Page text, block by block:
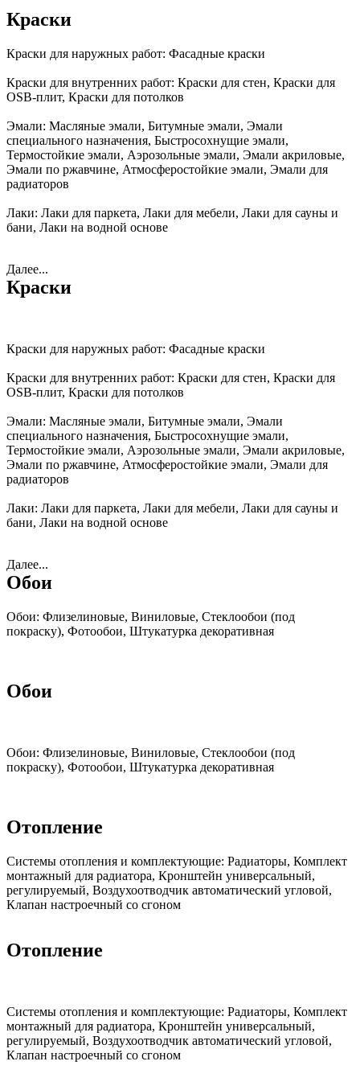
Краски
Краски для наружных работ: Фасадные краски
Краски для внутренних работ: Краски для стен, Краски для
OSB-плит, Краски для потолков
Эмали: Масляные эмали, Битумные эмали, Эмали
специального назначения, Быстросохнущие эмали,
Термостойкие эмали, Аэрозольные эмали, Эмали акриловые,
Эмали по ржавчине, Атмосферостойкие эмали, Эмали для
радиаторов
Лаки: Лаки для паркета, Лаки для мебели, Лаки для сауны и
бани, Лаки на водной основе
Далее...
Краски
Краски для наружных работ: Фасадные краски
Краски для внутренних работ: Краски для стен, Краски для
OSB-плит, Краски для потолков
Эмали: Масляные эмали, Битумные эмали, Эмали
специального назначения, Быстросохнущие эмали,
Термостойкие эмали, Аэрозольные эмали, Эмали акриловые,
Эмали по ржавчине, Атмосферостойкие эмали, Эмали для
радиаторов
Лаки: Лаки для паркета, Лаки для мебели, Лаки для сауны и
бани, Лаки на водной основе
Далее...
Обои
Обои: Флизелиновые, Виниловые, Стеклообои (под
покраску), Фотообои, Штукатурка декоративная
Обои
Обои: Флизелиновые, Виниловые, Стеклообои (под
покраску), Фотообои, Штукатурка декоративная
Отопление
Cистемы отопления и комплектующие: Радиаторы, Комплект
монтажный для радиатора, Кронштейн универсальный,
регулируемый, Воздухоотводчик автоматический угловой,
Клапан настроечный со сгоном
Отопление
Cистемы отопления и комплектующие: Радиаторы, Комплект
монтажный для радиатора, Кронштейн универсальный,
регулируемый, Воздухоотводчик автоматический угловой,
Клапан настроечный со сгоном